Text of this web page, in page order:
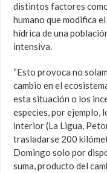
distintos factores
humano que modifica
hídrica de una
intensiva.
“Esto provoca no
cambio en el
esta situación o los
especies, por ejemplo,
interior (La Ligua,
trasladarse 200
Domingo solo por
suma, producto del